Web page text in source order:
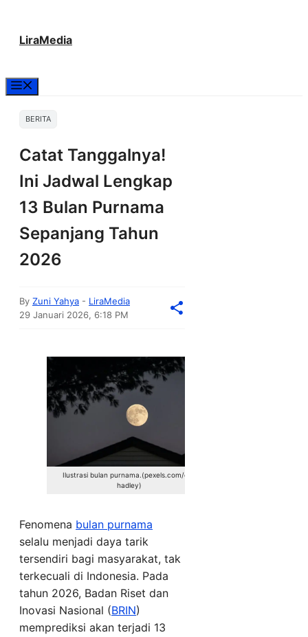
LiraMedia
BERITA
Catat Tanggalnya!
Ini Jadwal Lengkap
13 Bulan Purnama
Sepanjang Tahun
2026
By Zuni Yahya - LiraMedia
29 Januari 2026, 6:18 PM
Ilustrasi bulan purnama.(pexels.com/dan
hadley)
Fenomena bulan purnama
selalu menjadi daya tarik
tersendiri bagi masyarakat, tak
terkecuali di Indonesia. Pada
tahun 2026, Badan Riset dan
Inovasi Nasional (BRIN)
memprediksi akan terjadi 13